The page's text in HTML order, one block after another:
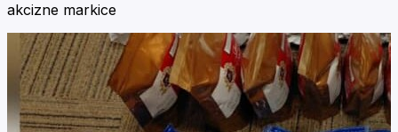
akcizne markice